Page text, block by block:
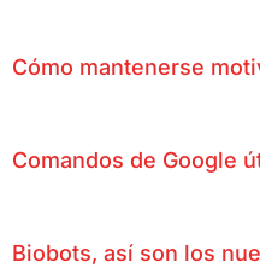
Cómo mantenerse
Comandos de Google
Biobots, así son los